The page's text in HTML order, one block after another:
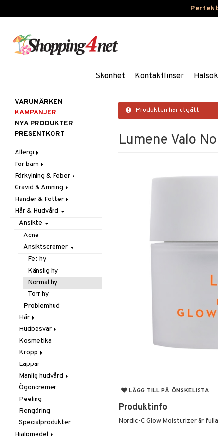
Skönhet Kontaktlinser
Produkten har utgått
Lumene Valo
LÄGG TILL PÅ ÖNSKELISTA
Produktinfo
Nordic-C Glow Moisturizer är
VARUMÄRKEN
KAMPANJER
NYA PRODUKTER
PRESENTKORT
Allergi
Nässpray
Ögondroppar
Tabletter
För barn
Blodstoppare
Blöjor
Feber, Förkylning & Värk
Hår
Hud
Mage & Tarm
Mun & Tänder
Nappar & Flaskor
Ögon & Öron
Omega
Plåster
Solskydd
Stick, Sår & Bett
Vitaminer & Mineraler
Förkylning & Feber
Feber
Febernedsättande
Barn
Vuxna
Febertermometrar
Halsont & Heshet
Hosta
Munsår
Näsa
Rinnsnuva & Nästäppa
Torr Näsa
Gravid & Amning
Bröstpump
Bröstskydd & Inlägg
Hudvård
Tester
Händer & Fötter
Fotvård
Förhårdnader
Fotcreme
Fotsvamp
Naglar
Skavsårsplåster
Vårtor
Handvård
Handcreme
Handsprit
Naglar
Vårtor
Hår & Hudvård
Ansikte
Acne
Ansiktscremer
Fet hy
Känslig hy
Normal hy
Torr hy
Problemhud
Hår
Håravfall
Hårborttagning
Huvudlöss
Mjäll
Schampo & Balsam
Balsam
Schampo
Hudbesvär
Acne
Eksem
Problemhud
Svamp
Torr hud
Kosmetika
Kropp
Bodylotion
Deo
Dusch
Peeling
Salva
Underlivshygien
Läppar
Manlig hudvård
Rakning
Rengöring
Ögoncremer
Peeling
Rengöring
Specialprodukter
Hjälpmedel